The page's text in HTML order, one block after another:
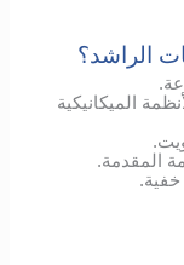
الراشد؟
الميكانيكية
المقدمة.
خفية.